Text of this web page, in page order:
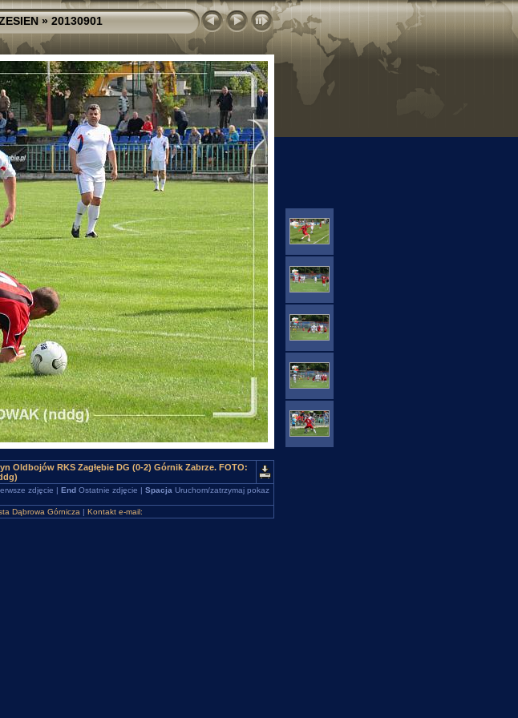
»20130901
Oldbojów RKS Zagłębie DG (0-2) Górnik Zabrze. FOTO:
zdjęcie | EndOstatnie zdjęcie | Spacja Uruchom/zatrzymaj pokaz
Dąbrowa Górnicza | Kontakt e-mail: